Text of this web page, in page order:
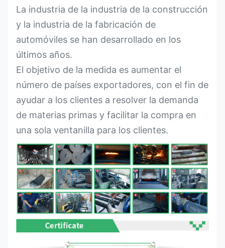
La industria de la industria de la construcción
y la industria de la fabricación de
automóviles se han desarrollado en los
últimos años.
El objetivo de la medida es aumentar el
número de países exportadores, con el fin de
ayudar a los clientes a resolver la demanda
de materias primas y facilitar la compra en
una sola ventanilla para los clientes.